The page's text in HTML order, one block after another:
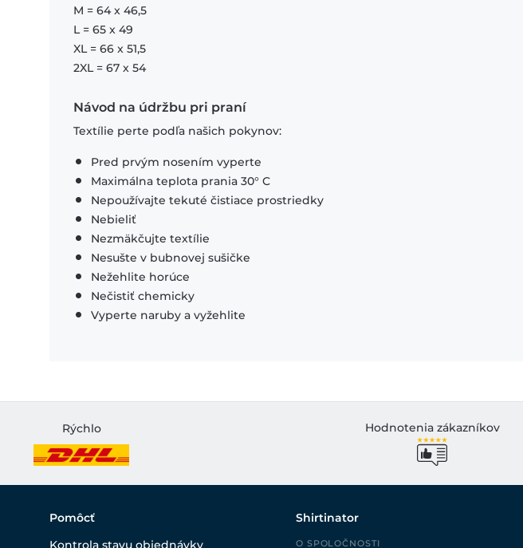
M = 64 x 46,5
L = 65 x 49
XL = 66 x 51,5
2XL = 67 x 54
Návod na údržbu pri praní
Textílie perte podľa našich pokynov:
Pred prvým nosením vyperte
Maximálna teplota prania 30° C
Nepoužívajte tekuté čistiace prostriedky
Nebieliť
Nezmäkčujte textílie
Nesušte v bubnovej sušičke
Nežehlite horúce
Nečistiť chemicky
Vyperte naruby a vyžehlite
Rýchlo Hodnotenia zákazníkov
Pomôcť
Shirtinator
O SPOLOČNOSTI